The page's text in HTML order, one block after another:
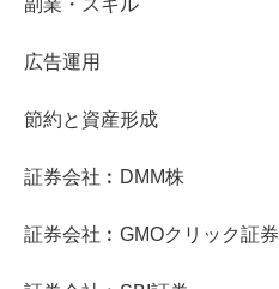
副業・スキル
広告運用
節約と資産形成
証券会社︰DMM株
証券会社︰GMOクリック証券